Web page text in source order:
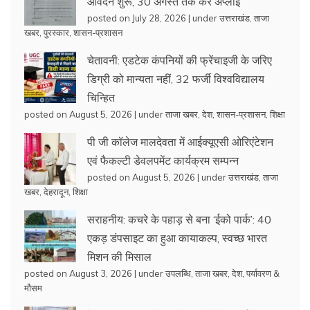
posted on July 28, 2026 | underउत्तराखंड ताजा
खबर पुरस्कार शासन-प्रशासन
चेतावनी: एडटेक कंपनियों की फ्रेंचाइजी के जरिए
डिग्री को मान्यता नहीं, 32 फर्जी विश्वविद्यालय
चिन्हित
posted on August 5, 2026 | underताजा खबर देश, शासन-प्रशासन, शिक्षा
पी जी कॉलेज मालदेवता में आईक्यूएसी ओरिएंटेशन
एवं फैकल्टी डेवलपमेंट कार्यक्रम सम्पन्न
posted on August 5, 2026 | underउत्तराखंड ताजा
खबर देहरादून, शिक्षा
सराहनीय: कचरे के पहाड़ से बना ‘ईको पार्क’: 40
एकड़ डंपसाइट का हुआ कायाकल्प, स्वच्छ भारत
मिशन की मिसाल
posted on August 3, 2026 | underउपलब्धि ताजा खबर देश, पर्यावरण &
मौसम